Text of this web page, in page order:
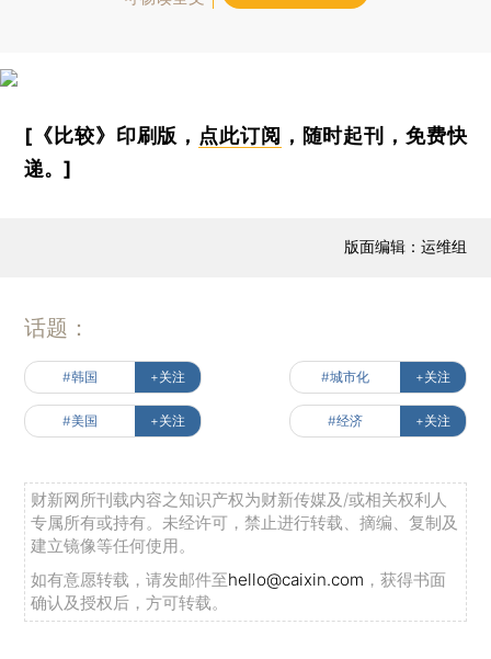
[《比较》印刷版， 点此订阅 ，随时起刊，免费快
递。]
版面编辑：运维组
话题：
#韩国 +关注 #城市化 +关注
#美国 +关注 #经济 +关注
财新网所刊载内容之知识产权为财新传媒及/或相关权利人
专属所有或持有。未经许可，禁止进行转载、摘编、复制及
建立镜像等任何使用。
如有意愿转载，请发邮件至hello@caixin.com ，获得书面
确认及授权后，方可转载。